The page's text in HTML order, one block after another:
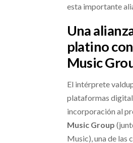
esta importante
Una
platino
Music
El intérprete
plataformas
incorporación al
Music Group
Music), una de las